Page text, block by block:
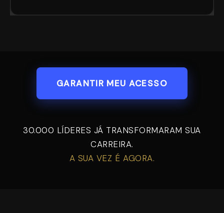
GARANTIR MEU ACESSO
30.000 LÍDERES JÁ TRANSFORMARAM SUA
CARREIRA.
A SUA VEZ É AGORA.